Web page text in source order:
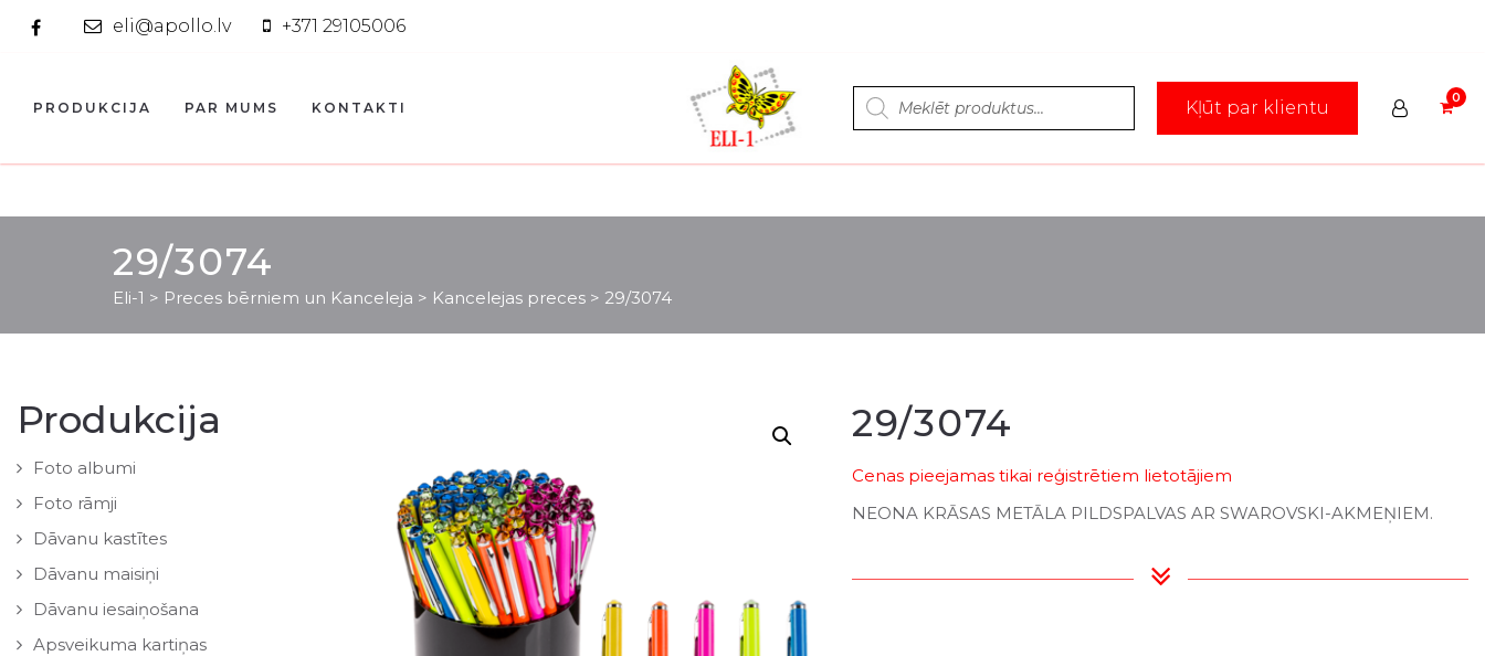
eli@apollo.lv +371 29105006
Products
search Kļūt par klientu
PRODUKCIJA PAR MUMS KONTAKTI
29/3074
Eli-1 > Preces bērniem un Kanceleja > Kancelejas preces > 29/3074
Produkcija
Foto albumi
Foto rāmji
Dāvanu kastītes
Dāvanu maisiņi
Dāvanu iesaiņošana
Apsveikuma kartiņas
29/3074
Cenas pieejamas tikai reģistrētiem lietotājiem
NEONA KRĀSAS METĀLA PILDSPALVAS AR SWAROVSKI-AKMEŅIEM.